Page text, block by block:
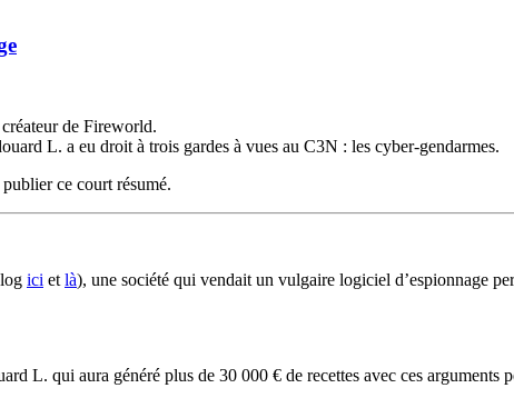
de Fireworld.
L. a eu droit à trois gardes à vues au C3N : les cyber-gendarmes.
ce court résumé.
ici et là), une société qui vendait un vulgaire logiciel d’espionnage
L. qui aura généré plus de 30 000 € de recettes avec ces